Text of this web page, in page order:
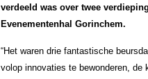
verdeeld was over twee
Evenementenhal Gorinchem.
“Het waren drie fantastische
volop innovaties te bewonderen, de